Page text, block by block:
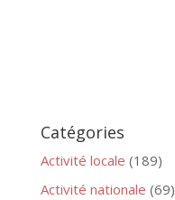
Catégories
Activité locale (189)
Activité nationale (69)